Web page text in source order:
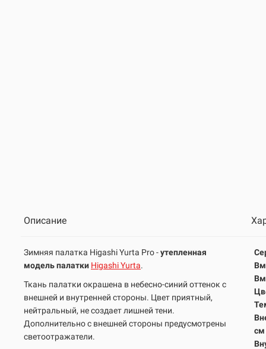
Описание
Зимняя палатка Higashi Yurta Pro -утепленная
модель палатки Higashi Yurta.
Ткань палатки окрашена в небесно-синий оттенок с
внешней и внутренней стороны. Цвет приятный,
нейтральный, не создает лишней тени.
Дополнительно с внешней стороны предусмотрены
светоотражатели.
см